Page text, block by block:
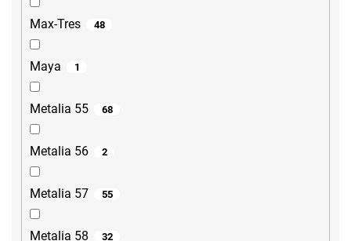
Max-Tres 48
Maya 1
Metalia 55 68
Metalia 56 2
Metalia 57 55
Metalia 58 32